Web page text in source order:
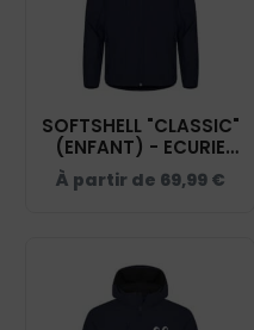
SOFTSHELL "CLASSIC"
(ENFANT) - ECURIE
LYNELLA - NAVY -
0200909
À partir de 69,99 €